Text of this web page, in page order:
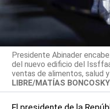
Presidente Abinader
del nuevo edificio del
ventas de alimentos, salud
LIBRE/MATÍAS BONCOSKY